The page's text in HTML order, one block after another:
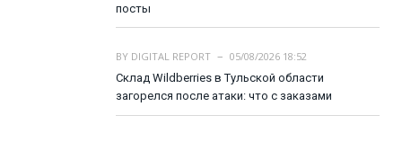
посты
BY DIGITAL REPORT
05/08/2026 18:52
Склад Wildberries в Тульской области
загорелся после атаки: что с заказами